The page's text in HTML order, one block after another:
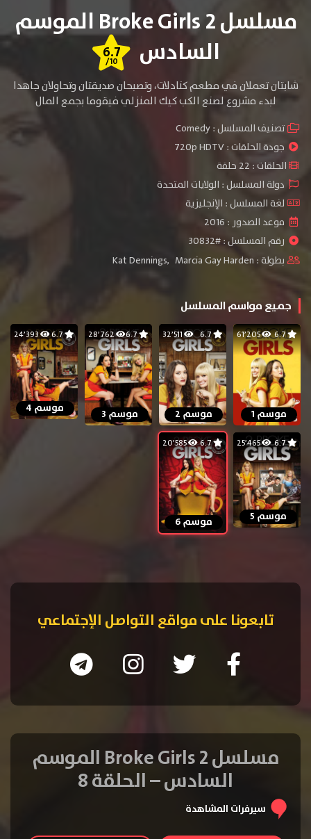
مسلسل 2 Broke Girls الموسم
السادس
6.7
/10
شابتان تعملان في مطعم كنادلات، وتصبحان صديقتان وتحاولان جاهدا
لبدء مشروع لصنع الكب كيك المنزلي فيقوما بجمع المال
تصنيف المسلسل :Comedy
جودة الحلقات :720p HDTV
الحلقات : 22 حلقة
دولة المسلسل : الولايات المتحدة
لغة المسلسل : الإنجليزية
موعد الصدور : 2016
رقم المسلسل : #30832
بطولة :
Kat Dennings, Marcia Gay Harden
جميع مواسم المسلسل
6.7 61٬205
موسم 1
6.7 32٬511
موسم 2
6.7 28٬762
موسم 3
6.7 24٬393
موسم 4
6.7 25٬465
موسم 5
6.7 20٬585
موسم 6
تابعونا على مواقع التواصل الإجتماعي
مسلسل 2 Broke Girls الموسم
السادس – الحلقة 8
سيرفرات المشاهدة